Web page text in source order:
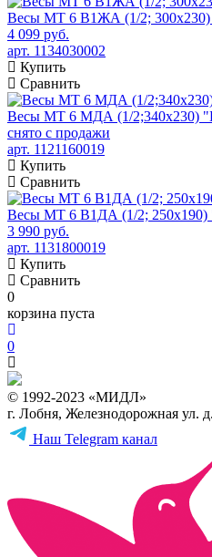
Весы МТ 6 В1ЖА (1/2; 300х230)
4 099 руб.
арт. 1134030002
Купить
Сравнить
Весы МТ 6 МДА (1/2;340х230)
снято с продажи
арт. 1121160019
Купить
Сравнить
Весы МТ 6 В1ДА (1/2;
3 990 руб.
арт. 1131800019
Купить
Сравнить
0
корзина пуста
0
© 1992-2023 «МИДЛ»
г. Лобня, Железнодорожная ул.
Наш Telegram канал